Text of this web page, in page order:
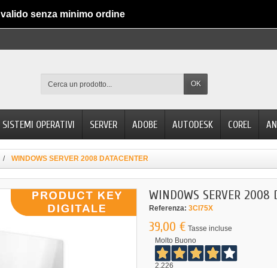
valido senza minimo ordine
OK
SISTEMI OPERATIVI SERVER ADOBE AUTODESK COREL
WINDOWS SERVER 2008 DATACENTER
WINDOWS SERVER 2008
Referenza: 3CI75X
39,00 € Tasse incluse
Molto Buono
2.226